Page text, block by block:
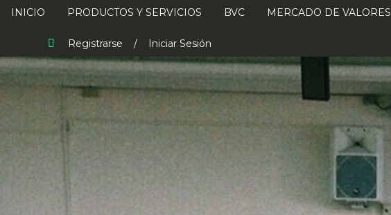
INICIO PRODUCTOS Y SERVICIOS BVC MERCADO DE VALORES
Registrarse / Iniciar Sesión